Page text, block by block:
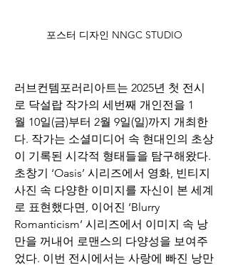
포스터 디자인 NNGC STUDIO
러브컨템포러리아트는 2025년 첫 전시
로 닥설랍 작가의 세번째 개인전을 1
월 10일(금)부터 2월 9일(일)까지 개최한
다. 작가는 소셜미디어 속 현대인의 초상
이 기록된 시각적 형태들을 탐구해왔다.
초창기 ‘Oasis’ 시리즈에서 영화, 빈티지
사진 속 다양한 이미지를 자신이 본 세계
로 표현했다면, 이어진 ‘Blurry
Romanticism’ 시리즈에서 이미지 속 낭
만을 꺼내어 로맨스의 다양성을 보여주
었다. 이번 전시에서는 사랑에 빠진 낭만